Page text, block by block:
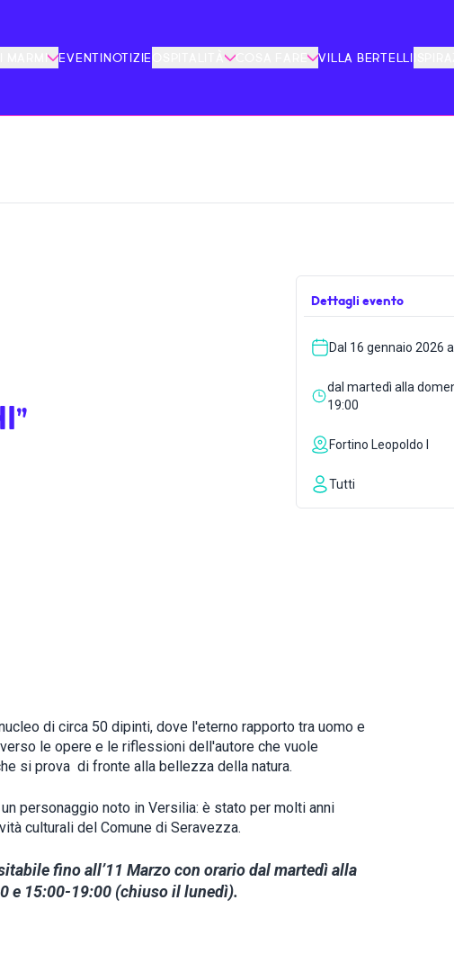
MARMI EVENTI NOTIZIE COSA FARE VILLA BERTELLI
Dettagli evento
Dal 16 gennaio 2026
dal martedì alla
19:00
Fortino Leopoldo I
Tutti
di circa 50 dipinti, dove l'eterno rapporto tra uomo e
le opere e le riflessioni dell'autore che vuole
si prova di fronte alla bellezza della natura.
personaggio noto in Versilia: è stato per molti anni
culturali del Comune di Seravezza.
fino all’11 Marzo con orario dal martedì alla
e 15:00-19:00 (chiuso il lunedì).